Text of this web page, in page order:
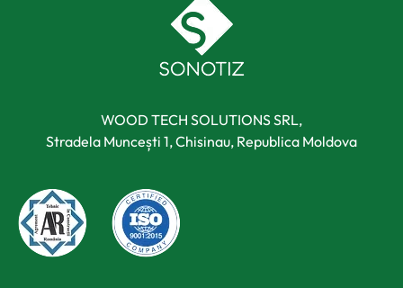
WOOD TECH SOLUTIONS SRL,
Stradela Muncești 1, Chisinau, Republica Moldova